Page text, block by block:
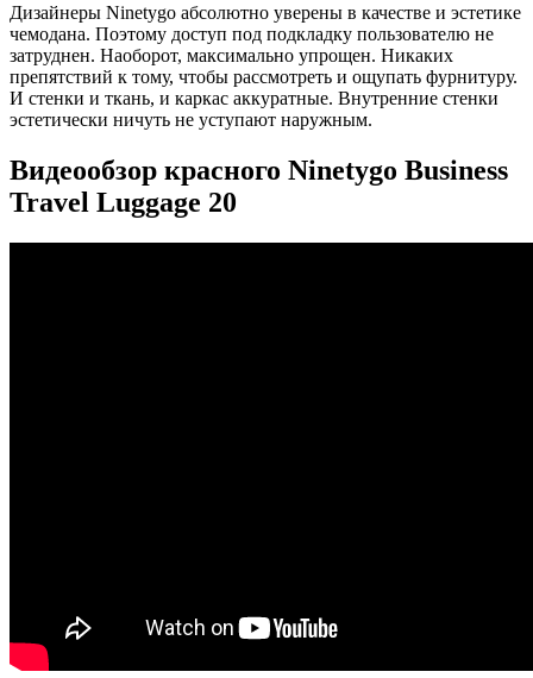
Дизайнеры Ninetygo абсолютно уверены в качестве и эстетике
чемодана. Поэтому доступ под подкладку пользователю не
затруднен. Наоборот, максимально упрощен. Никаких
препятствий к тому, чтобы рассмотреть и ощупать фурнитуру.
И стенки и ткань, и каркас аккуратные. Внутренние стенки
эстетически ничуть не уступают наружным.
Видеообзор красного Ninetygo Business
Travel Luggage 20